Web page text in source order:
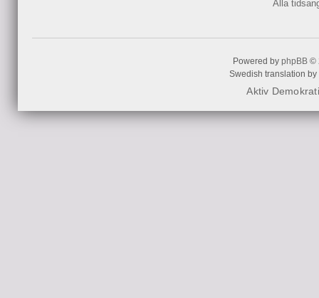
Alla
Powered by phpBB©
Swedish translation by
Aktiv Demokrati